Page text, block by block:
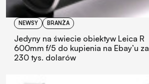
NEWSY BRANŻA
Jedyny na świecie obiektyw Leica R
600mm f/5 do kupienia na Ebay’u za
230 tys. dolarów